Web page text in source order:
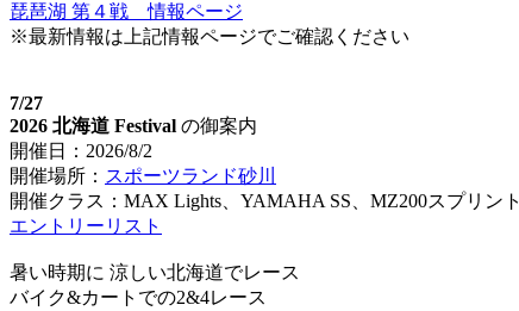
琵琶湖 第４戦 情報ページ
※最新情報は上記情報ページでご確認ください
7/27
2026 北海道 Festival の御案内
開催日：2026/8/2
開催場所： スポーツランド砂川
開催クラス：MAX Lights、YAMAHA SS、MZ200スプリント
エントリーリスト
暑い時期に 涼しい北海道でレース
バイク&カートでの2&4レース